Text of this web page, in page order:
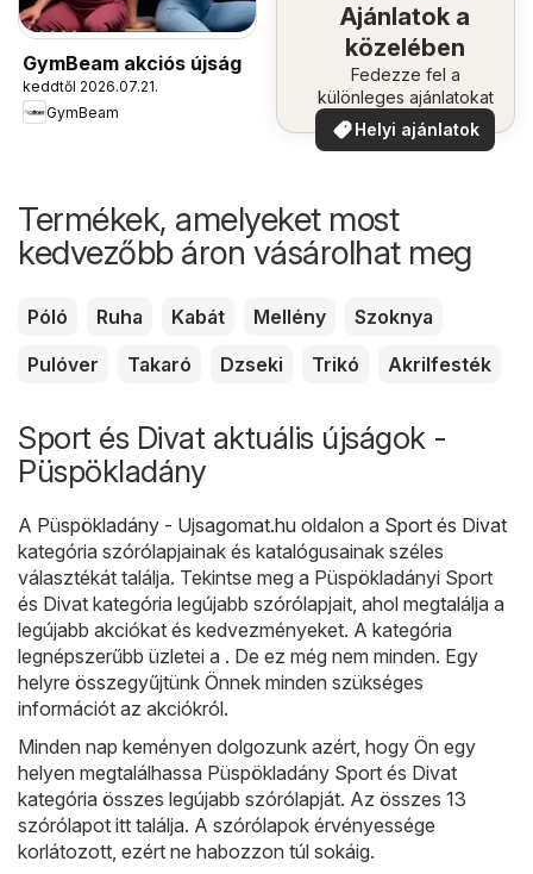
GymBeam akciós újság
keddtől 2026.07.21.
GymBeam
Ajánlatok a
közelében
Fedezze fel a
különleges ajánlatokat
Helyi ajánlatok
Termékek, amelyeket most
kedvezőbb áron vásárolhat meg
Póló Ruha Kabát Mellény
Szoknya
Pulóver
Takaró Dzseki Trikó Akrilfesték
Sport és Divat aktuális újságok -
Püspökladány
A Püspökladány - Ujsagomat.hu oldalon a Sport és Divat
kategória szórólapjainak és katalógusainak széles
választékát találja. Tekintse meg a Püspökladányi Sport
és Divat kategória legújabb szórólapjait, ahol megtalálja a
legújabb akciókat és kedvezményeket. A kategória
legnépszerűbb üzletei a . De ez még nem minden. Egy
helyre összegyűjtünk Önnek minden szükséges
információt az akciókról.
Minden nap keményen dolgozunk azért, hogy Ön egy
helyen megtalálhassa Püspökladány Sport és Divat
kategória összes legújabb szórólapját. Az összes 13
szórólapot itt találja. A szórólapok érvényessége
korlátozott, ezért ne habozzon túl sokáig.